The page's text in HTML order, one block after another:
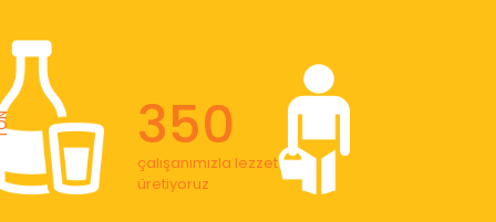
350
çalışanımızla lezzet
üretiyoruz